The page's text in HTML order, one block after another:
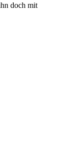
doch mit